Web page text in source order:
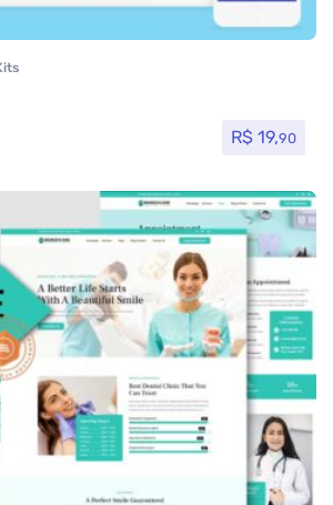
R$ 19,90